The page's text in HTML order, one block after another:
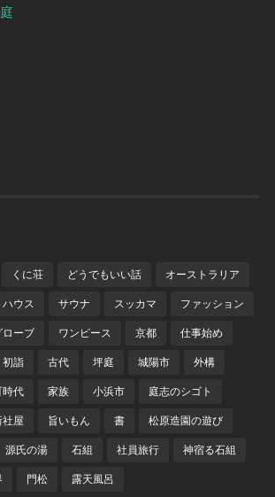
くに荘 どうでもいい話 オーストラリア
ウス サウナ スッカマ ファッション
ローブ ワンピース 京都 仕事始め
初詣 古代 坪庭 城陽市 外構
時代 家族 小浜市 庭志のシゴト
社屋 旨いもん 書 松原造園の遊び
源氏の湯 石組 社員旅行 神宿る石組
門松 露天風呂